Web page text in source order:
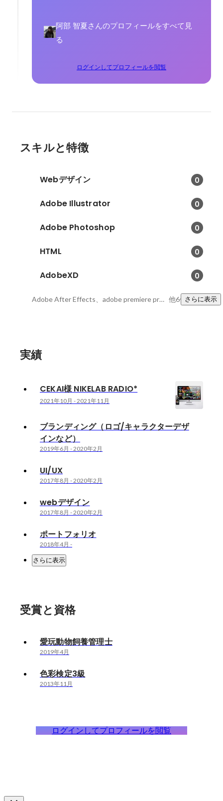
阿部 智夏さんのプロフィールをすべて見
る
ログインしてプロフィールを閲覧
スキルと特徴
Webデザイン 0
Adobe Illustrator 0
Adobe Photoshop 0
HTML 0
AdobeXD 0
Adobe After Effects、adobe premiere pro、CSS 他6件さらに表示
実績
CEKAI様 NIKELAB RADIO*
2021年10月 -2021年11月
ブランディング（ロゴ/キャラクターデザ
インなど）
2019年6月 -2020年2月
UI/UX
2017年8月 -2020年2月
webデザイン
2017年8月 -2020年2月
ポートフォリオ
2018年4月 -
さらに表示
受賞と資格
愛玩動物飼養管理士
2019年4月
色彩検定3級
2013年11月
ログインしてプロフィールを閲覧